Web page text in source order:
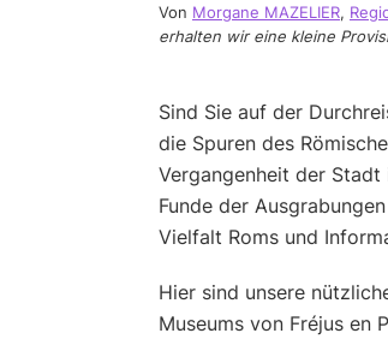
Von Morgane MAZELIER,
erhalten wir eine kleine
Sind Sie auf der
die Spuren des
Vergangenheit der
Funde der
Vielfalt Roms und
Hier sind unsere
Museums von Fréjus en